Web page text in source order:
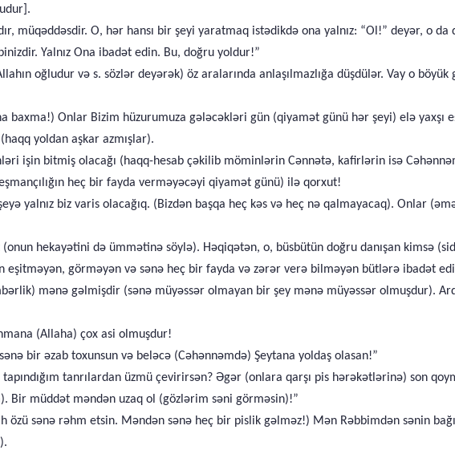
müqəddəsdir. O, hər hansı bir şeyi yaratmaq istədikdə ona yalnız: “Ol!” deyər, o da
Yalnız Ona ibadət edin. Bu, doğru yoldur!”
oğludur və s. sözlər deyərək) öz aralarında anlaşılmazlığa düşdülər. Vay o
baxma!) Onlar Bizim hüzurumuza gələcəkləri gün (qiyamət günü hər şeyi) elə yaxşı
yoldan aşkar azmışlar).
işin bitmiş olacağı (haqq-hesab çəkilib möminlərin Cənnətə, kafirlərin isə
heç bir fayda verməyəcəyi qiyamət günü) ilə qorxut!
yalnız biz varis olacağıq. (Bizdən başqa heç kəs və heç nə qalmayacaq). Onlar
hekayətini də ümmətinə söylə). Həqiqətən, o, büsbütün doğru danışan kimsə
eşitməyən, görməyən və sənə heç bir fayda və zərər verə bilməyən bütlərə ibadət
mənə gəlmişdir (sənə müyəssər olmayan bir şey mənə müyəssər olmuşdur).
(Allaha) çox asi olmuşdur!
bir əzab toxunsun və beləcə (Cəhənnəmdə) Şeytana yoldaş olasan!”
tanrılardan üzmü çevirirsən? Əgər (onlara qarşı pis hərəkətlərinə) son
Bir müddət məndən uzaq ol (gözlərim səni görməsin)!”
sənə rəhm etsin. Məndən sənə heç bir pislik gəlməz!) Mən Rəbbimdən sənin